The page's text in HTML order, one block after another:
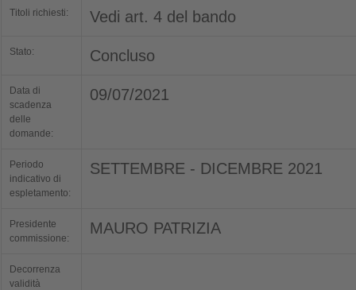
Titoli richiesti: Vedi art. 4 del bando
Stato: Concluso
Data di
scadenza
delle
domande:
09/07/2021
Periodo
indicativo di
espletamento:
SETTEMBRE - DICEMBRE 2021
Presidente
commissione:
MAURO PATRIZIA
Decorrenza
validità